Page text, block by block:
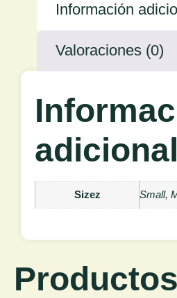
Información
Valoraciones (0)
adicional
Sizez Small,
Productos